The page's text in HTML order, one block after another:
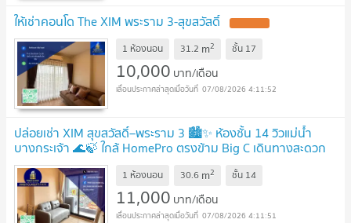
ให้เช่าคอนโด The XIM พระราม 3-สุขสวัสดิ์
1 ห้องนอน 31.2 m2 ชั้น 17
10,000 บาท/เดือน
07/08/2026 4:11:52
ปล่อยเช่า XIM สุขสวัสดิ์–พระราม 3 🏙️✨ ห้องชั้น 14 วิวแม่น้ำ
บางกระเจ้า 🌊🍃 ใกล้ HomePro ตรงข้าม Big C เดินทางสะดวก
🚗
1 ห้องนอน 30.6 m2 ชั้น 14
11,000 บาท/เดือน
07/08/2026 4:11:51